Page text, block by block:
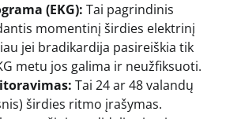
(EKG): Tai pagrindinis
momentinį širdies elektrinį
jei bradikardija pasireiškia tik
metu jos galima ir neužfiksuoti.
Tai 24 ar 48 valandų
širdies ritmo įrašymas.